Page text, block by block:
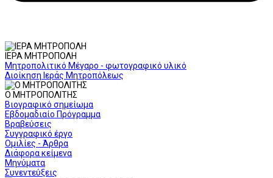
ΙΕΡΑ ΜΗΤΡΟΠΟΛΗ
Μητροπολιτικό Μέγαρο - φωτογραφικό υλικό
Διοίκηση Ιεράς Μητροπόλεως
Ο ΜΗΤΡΟΠΟΛΙΤΗΣ
Βιογραφικό σημείωμα
Εβδομαδιαίο Πρόγραμμα
Βραβεύσεις
Συγγραφικό έργο
Ομιλίες - Άρθρα
Διάφορα κείμενα
Μηνύματα
Συνεντεύξεις